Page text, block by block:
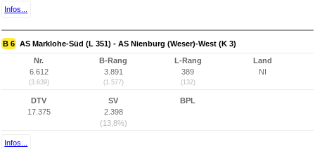
Infos...
B 6 AS Marklohe-Süd (L 351) - AS Nienburg (Weser)-West (K 3)
Nr.
6.612
(3.639)
B-Rang
3.891
(1.577)
L-Rang
389
(132)
Land
NI
DTV
17.375
SV
2.398
(13,8%)
BPL
Infos...